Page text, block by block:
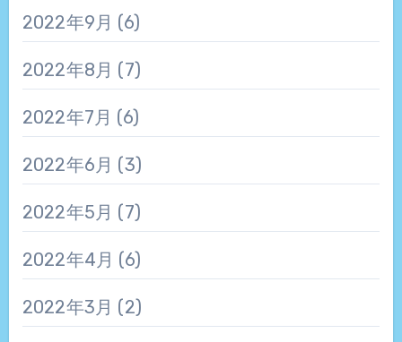
2022年9月 (6)
2022年8月 (7)
2022年7月 (6)
2022年6月 (3)
2022年5月 (7)
2022年4月 (6)
2022年3月 (2)